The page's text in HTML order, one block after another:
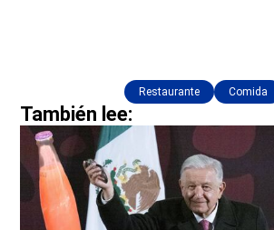
Restaurante Comida
También lee: